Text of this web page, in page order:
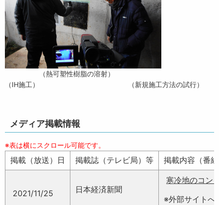
（熱可塑性樹脂の溶射）
（IH施工） （新規施工方法の試行）
メディア掲載情報
掲載（放送）日 掲載誌（テレビ局）等 掲載内容（番
2021/11/25 日本経済新聞
寒冷地のコン
※外部サイト